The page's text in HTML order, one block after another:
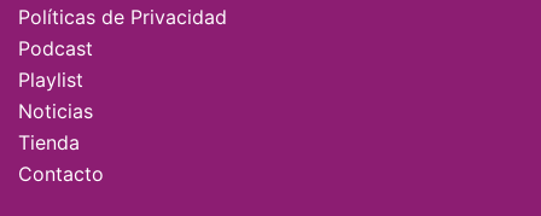
Políticas de Privacidad
Podcast
Playlist
Noticias
Tienda
Contacto